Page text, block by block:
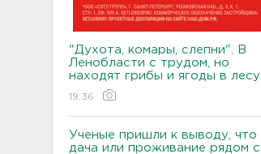
"Духота, комары, слепни". В
Ленобласти с трудом, но
находят грибы и ягоды в лесу
19:36
Ученые пришли к выводу, что
дача или проживание рядом с